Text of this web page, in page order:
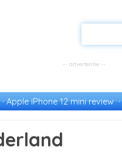
Apple iPhone 12 mini review